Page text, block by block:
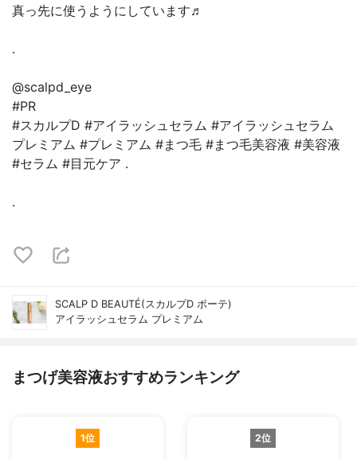
真っ先に使うようにしています♬
.
@scalpd_eye
#PR
#スカルプD #アイラッシュセラム #アイラッシュセラム
プレミアム #プレミアム #まつ毛 #まつ毛美容液 #美容液
#セラム #目元ケア .
.
SCALP D BEAUTÉ(スカルプD ボーテ)
アイラッシュセラム プレミアム
まつげ美容液おすすめランキング
1位 2位